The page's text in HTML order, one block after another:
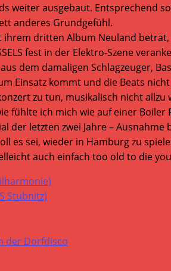
weiter ausgebaut. Entsprechend
anderes Grundgefühl.
dritten Album Neuland
fest in der Elektro-Szene
dem damaligen Schlagzeuger,
Einsatz kommt und die Beats
zu tun, musikalisch nicht
ich mich wie auf einer Boiler
letzten zwei Jahre –
sei, wieder in Hamburg zu
auch einfach too old to die
Stubnitz)